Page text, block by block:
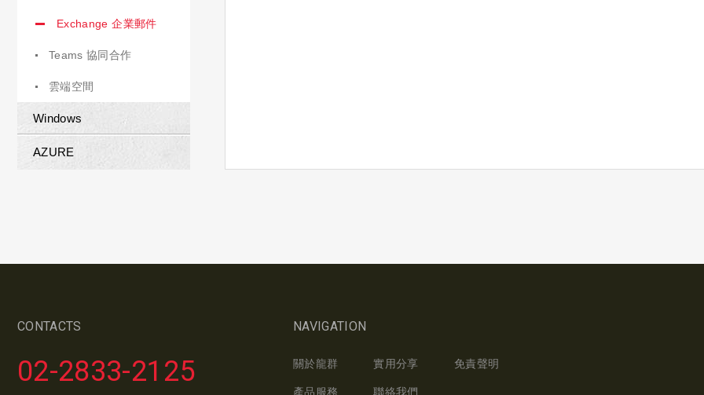
Exchange 企業郵件
Teams 協同合作
雲端空間
Windows
AZURE
CONTACTS
02-2833-2125
NAVIGATION
關於龍群
產品服務
實用分享
聯絡我們
免責聲明